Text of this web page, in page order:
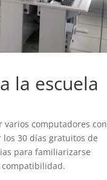
la escuela
varios computadores con
30 días gratuitos de
para familiarizarse